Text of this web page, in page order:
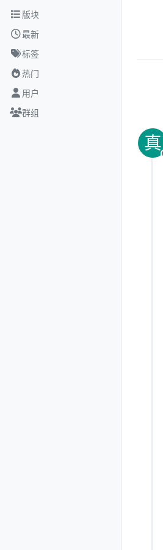
跳转至内容
版块
最新
标签
热门
用户
群组
真